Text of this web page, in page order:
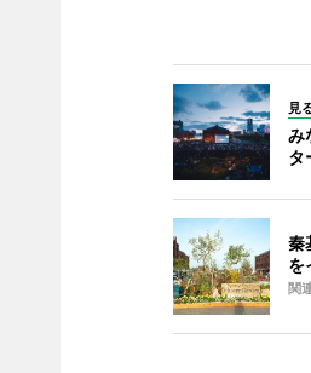
見
み
タ
秦
を
関